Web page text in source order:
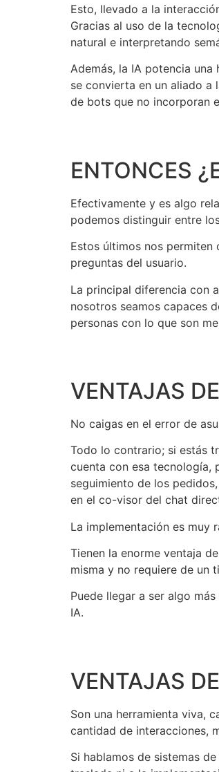
Esto, llevado a la
Gracias al uso de la
natural e interpretando
Además, la IA potencia
se convierta en un aliado a
de bots que no incorporan
ENTONCES
Efectivamente y es algo
podemos distinguir entre
Estos últimos nos permiten
preguntas del usuario.
La principal diferencia con
nosotros seamos capaces
personas con lo que son
VENTAJAS
No caigas en el error de
Todo lo contrario; si estás
cuenta con esa tecnología,
seguimiento de los
en el co-visor del chat
La implementación es muy
Tienen la enorme ventaja
misma y no requiere de un
Puede llegar a ser algo
IA.
VENTAJAS
Son una herramienta viva,
cantidad de interacciones,
Si hablamos de sistemas